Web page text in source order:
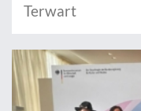
Terwart